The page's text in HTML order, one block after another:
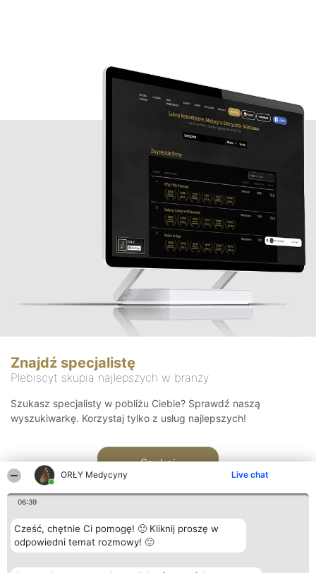
ORŁY Medycyny Live chat
06:39
Cześć, chętnie Ci pomogę! 🙂 Kliknij proszę w
odpowiedni temat rozmowy! 🙂
Znajdź specjalistę
Plebiscyt skupia najlepszych w branży
Szukasz specjalisty w pobliżu Ciebie? Sprawdź naszą
wyszukiwarkę. Korzystaj tylko z usług najlepszych!
Szukaj
Organizator plebiscytu Plebiscyt Kontakt